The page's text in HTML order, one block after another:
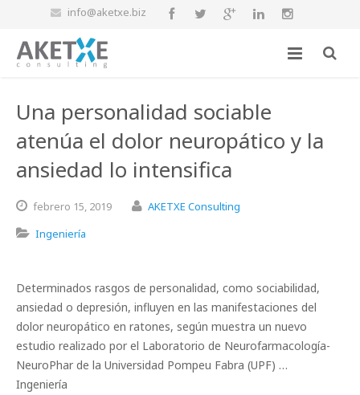
info@aketxe.biz
Una personalidad sociable
atenúa el dolor neuropático y la
ansiedad lo intensifica
febrero 15, 2019
AKETXE Consulting
Ingeniería
Determinados rasgos de personalidad, como sociabilidad,
ansiedad o depresión, influyen en las manifestaciones del
dolor neuropático en ratones, según muestra un nuevo
estudio realizado por el Laboratorio de Neurofarmacología-
NeuroPhar de la Universidad Pompeu Fabra (UPF) …
Ingeniería